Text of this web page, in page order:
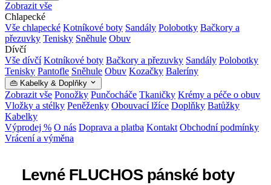
Zobrazit vše
Chlapecké
Vše chlapecké Kotníkové boty Sandály Polobotky Bačkory a
přezuvky Tenisky Sněhule Obuv
Dívčí
Vše dívčí Kotníkové boty Bačkory a přezuvky Sandály Polobotky
Tenisky Pantofle Sněhule Obuv Kozačky Baleríny
👜 Kabelky & Doplňky
Zobrazit vše Ponožky Punčocháče Tkaničky Krémy a péče o obuv
Vložky a stélky Peněženky Obouvací lžíce Doplňky Batůžky
Kabelky
Výprodej % O nás Doprava a platba Kontakt Obchodní podmínky
Vrácení a výměna
Levné FLUCHOS pánské boty